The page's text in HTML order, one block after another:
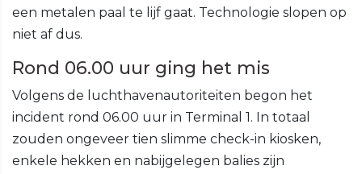
een metalen paal te lijf gaat. Technologie slopen op
niet af dus.
Rond 06.00 uur ging het mis
Volgens de luchthavenautoriteiten begon het
incident rond 06.00 uur in Terminal 1. In totaal
zouden ongeveer tien slimme check-in kiosken,
enkele hekken en nabijgelegen balies zijn